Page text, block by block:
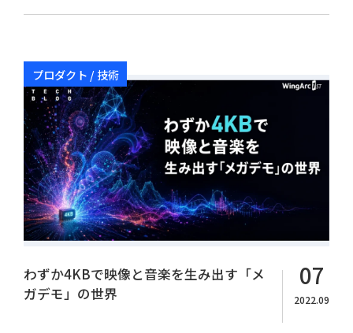
プロダクト / 技術
わずか4KBで映像と音楽を生み出す「メ
ガデモ」の世界
07
2022.09